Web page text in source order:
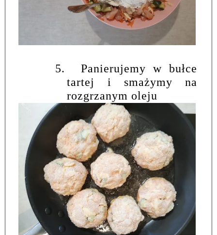
5.
Panierujemy w bułce
tartej i smażymy na
rozgrzanym oleju